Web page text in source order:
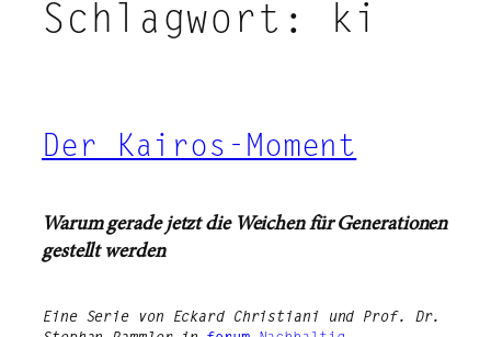
Schlagwort: ki
Der Kairos-Moment
Warum gerade jetzt die Weichen für Generationen
gestellt werden
Eine Serie von Eckard Christiani und Prof. Dr.